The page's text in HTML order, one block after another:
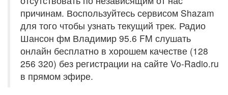
причинам. Воспользуйтесь сервисом Shazam
для того чтобы узнать текущий трек. Радио
Шансон фм Владимир 95.6 FM слушать
онлайн бесплатно в хорошем качестве (128
256 320) без регистрации на сайте Vo-Radio.ru
в прямом эфире.